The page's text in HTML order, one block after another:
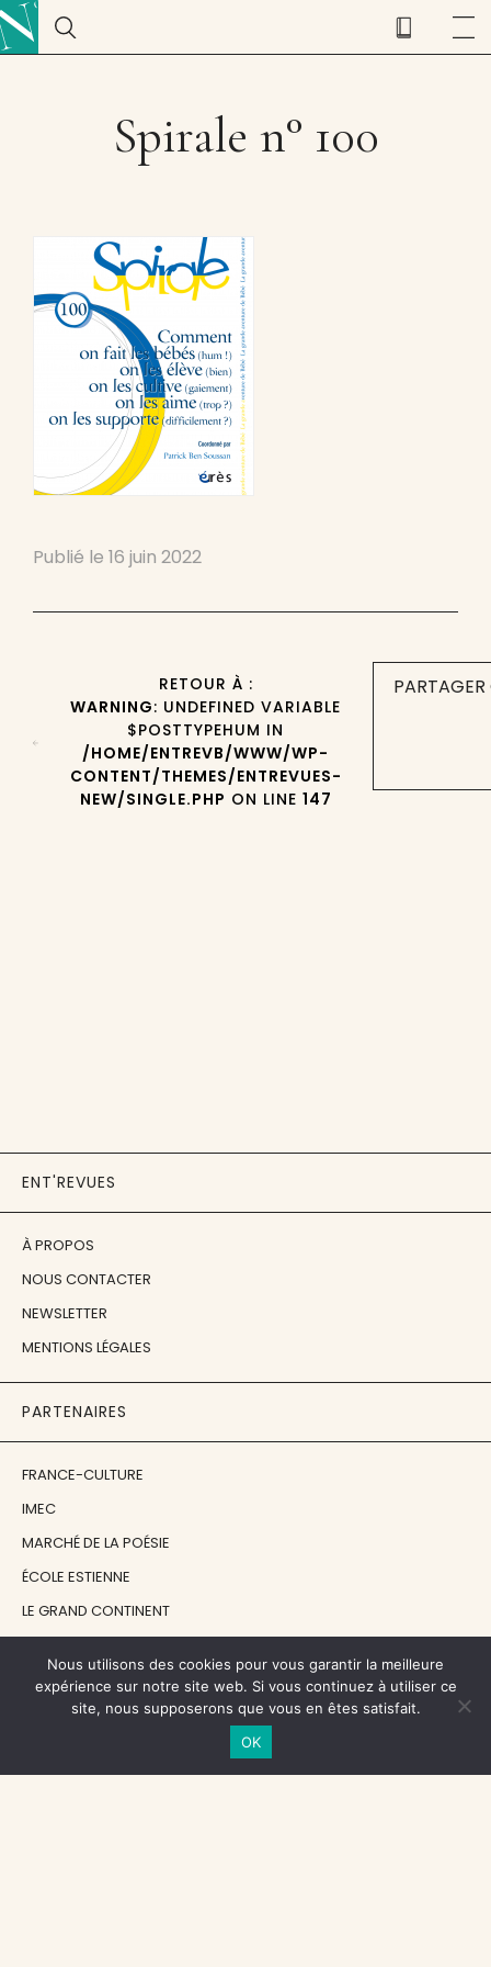
Spirale n° 100
Publié le 16 juin 2022
RETOUR À :
WARNING: UNDEFINED VARIABLE
$POSTTYPEHUM IN
/HOME/ENTREVB/WWW/WP-
CONTENT/THEMES/ENTREVUES-
NEW/SINGLE.PHP ON LINE 147
ENT'REVUES
À PROPOS
NOUS CONTACTER
NEWSLETTER
MENTIONS LÉGALES
PARTENAIRES
FRANCE-CULTURE
IMEC
MARCHÉ DE LA POÉSIE
ÉCOLE ESTIENNE
LE GRAND CONTINENT
EN ATTENDANT NADEAU
Nous utilisons des cookies pour vous garantir la meilleure
expérience sur notre site web. Si vous continuez à utiliser ce
site, nous supposerons que vous en êtes satisfait.
OK